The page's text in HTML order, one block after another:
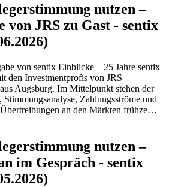
nutzen –
von JRS zu Gast - sentix
von sentix Einblicke – 25 Jahre sentix
den Investmentprofis von JRS
Augsburg. Im Mittelpunkt stehen der
Stimmungsanalyse, Zahlungsströme und
an den Märkten frühze…
nutzen –
im Gespräch - sentix